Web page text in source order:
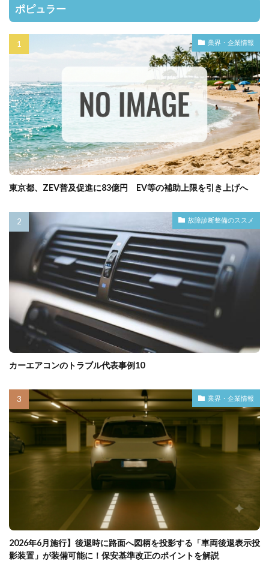
ポピュラー
業界・企業情報
東京都、ZEV普及促進に83億円 EV等の補助上限を引き上げへ
故障診断整備のススメ
カーエアコンのトラブル代表事例10
業界・企業情報
2026年6月施行】後退時に路面へ図柄を投影する「車両後退表示投
影装置」が装備可能に！保安基準改正のポイントを解説